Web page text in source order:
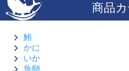
商品
鮪
かに
いか
魚卵